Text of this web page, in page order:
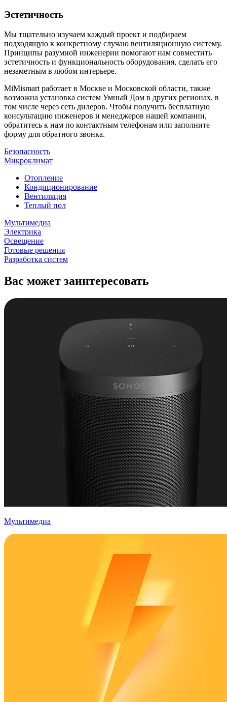
Эстетичность
Мы тщательно изучаем каждый проект и подбираем
подходящую к конкретному случаю вентиляционную систему.
Принципы разумной инженерии помогают нам совместить
эстетичность и функциональность оборудования, сделать его
незаметным в любом интерьере.
MiMismart работает в Москве и Московской области, также
возможна установка систем Умный Дом в других регионах, в
том числе через сеть дилеров. Чтобы получить бесплатную
консультацию инженеров и менеджеров нашей компании,
обратитесь к нам по контактным телефонам или заполните
форму для обратного звонка.
Безопасность
Микроклимат
Отопление
Кондиционирование
Вентиляция
Теплый пол
Мультимедиа
Электрика
Освещение
Готовые решения
Разработка систем
Вас может заинтересовать
Мультимедиа